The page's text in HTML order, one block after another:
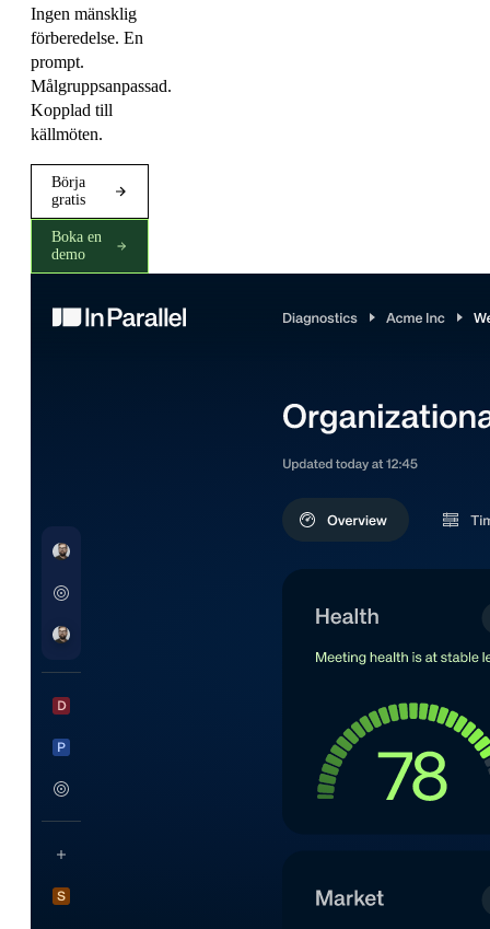
Ingen mänsklig
förberedelse. En
prompt.
Målgruppsanpassad.
Kopplad till
källmöten.
Börja
gratis
Boka en
demo